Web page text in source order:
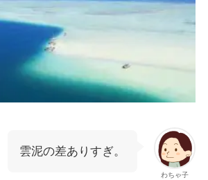
わちゃ子
雲泥の差ありすぎ。